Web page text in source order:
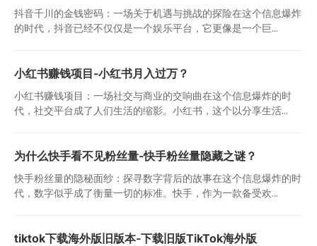
抖音千川的金钱密码：一场关于机遇与挑战的探险在这个信息爆炸
的时代，抖音已经不仅仅是一个娱乐平台，它更像是一个巨...
小红书赚钱项目-小红书月入过万？
小红书赚钱项目：一场社交与商业的交响曲在这个信息爆炸的时
代，社交平台成了人们生活的缩影。小红书，这个以分享生活...
为什么快手看不见粉丝量-快手粉丝量隐藏之谜？
快手粉丝量的隐秘面纱：探寻数字背后的故事在这个信息爆炸的时
代，数字似乎成了衡量一切的标准。快手，作为一款备受欢...
tiktok下载海外版旧版本-下载旧版TikTok海外版